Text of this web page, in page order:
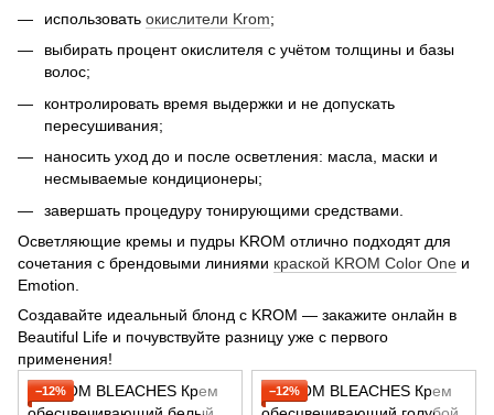
использовать окислители Krom;
выбирать процент окислителя с учётом толщины и базы
волос;
контролировать время выдержки и не допускать
пересушивания;
наносить уход до и после осветления: масла, маски и
несмываемые кондиционеры;
завершать процедуру тонирующими средствами.
Осветляющие кремы и пудры KROM отлично подходят для
сочетания с брендовыми линиями краской KROM Color One и
Emotion.
Создавайте идеальный блонд с KROM — закажите онлайн в
Beautiful Life и почувствуйте разницу уже с первого
применения!
−12% −12%